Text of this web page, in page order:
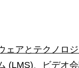
ェアとテクノロ
(LMS)、ビデオ